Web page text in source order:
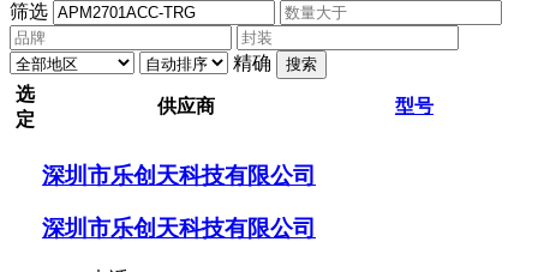
筛选
精确 搜索
选
定
供应商 型号
深圳市乐创天科技有限公司
深圳市乐创天科技有限公司